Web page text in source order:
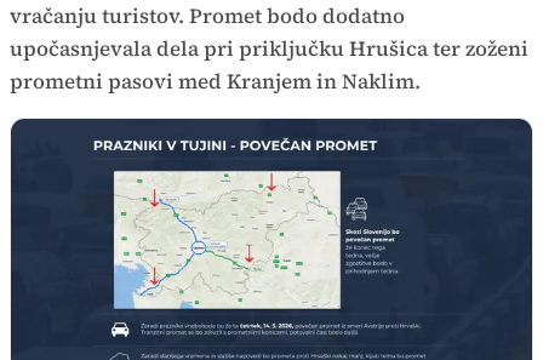
vračanju turistov. Promet bodo dodatno
upočasnjevala dela pri priključku Hrušica ter zoženi
prometni pasovi med Kranjem in Naklim.